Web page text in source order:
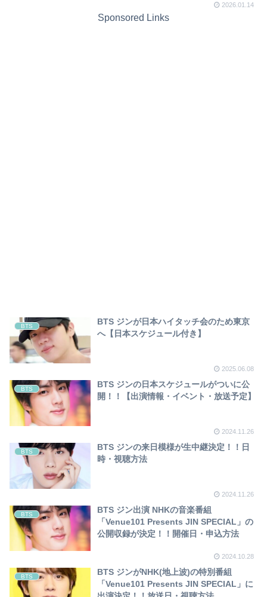
2026.01.14
Sponsored Links
BTS
BTS ジンが日本ハイタッチ会のため東京
へ【日本スケジュール付き】
2025.06.08
BTS
BTS ジンの日本スケジュールがついに公
開！！【出演情報・イベント・放送予定】
2024.11.26
BTS
BTS ジンの来日模様が生中継決定！！日
時・視聴方法
2024.11.26
BTS
BTS ジン出演 NHKの音楽番組
「Venue101 Presents JIN SPECIAL」の
公開収録が決定！！開催日・申込方法
2024.10.28
BTS
BTS ジンがNHK(地上波)の特別番組
「Venue101 Presents JIN SPECIAL」に